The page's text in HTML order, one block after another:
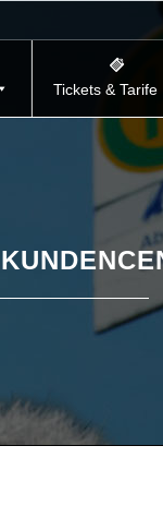
Tickets & Tarife